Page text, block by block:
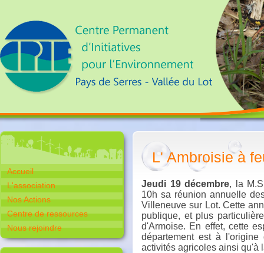
Accueil
L'association
Nos Actions
Centre de ressources
Nous rejoindre
L' Ambroisie à
Jeudi 19 décembre, la
10h sa réunion annuelle
Villeneuve sur Lot. Cette
publique, et plus
d'Armoise. En effet, cette
département est à
activités agricoles ainsi